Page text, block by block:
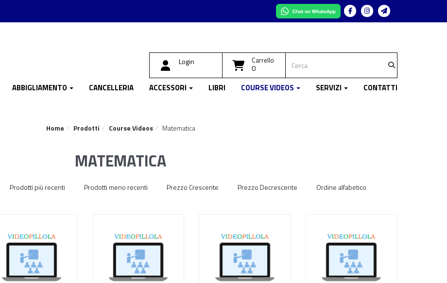
FacebookInstagram
Login Carrello
0
ABBIGLIAMENTO CANCELLERIA ACCESSORI LIBRI COURSE VIDEOS SERVIZI CONTATTI
Home Prodotti Course Videos Matematica
MATEMATICA
Prodotti più recenti Prodotti meno recenti Prezzo Crescente Prezzo Decrescente Ordine alfabetico